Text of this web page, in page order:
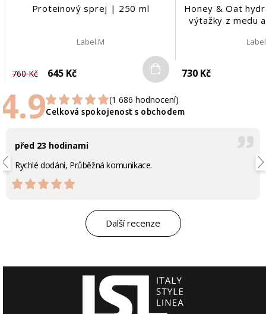
Proteinový sprej | 250 ml
Label.M
760 Kč 645 Kč Do košíku
Honey & Oat
výtažky z medu
730 Kč
4.9 (1 686 hodnocení)
Celková spokojenost s obchodem
před 23 hodinami
Rychlé dodání, Průběžná komunikace.
Další recenze